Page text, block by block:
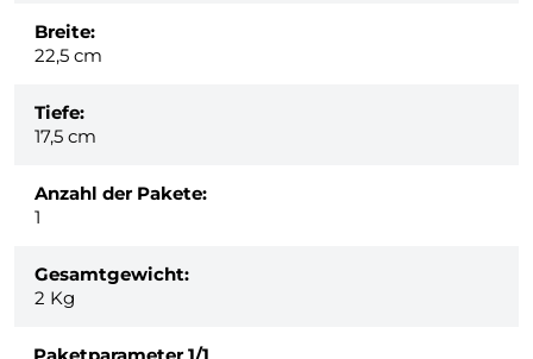
Breite:
22,5 cm
Tiefe:
17,5 cm
Anzahl der Pakete:
1
Gesamtgewicht:
2 Kg
Paketparameter1/1